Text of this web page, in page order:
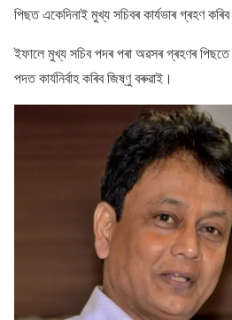
পিছত একেদিনাই মুখ্য সচিবৰ কাৰ্যভাৰ গ্ৰহণ
ইফালে মুখ্য সচিব পদৰ পৰা অৱসৰ গ্ৰহণৰ
পদত কাৰ্যনিৰ্বাহ কৰিব জিষ্ণু বৰুৱাই।